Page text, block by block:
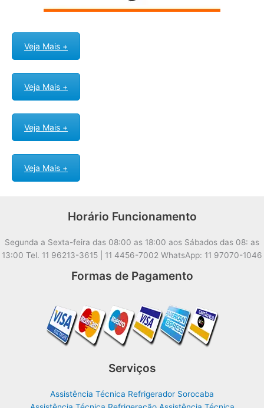
Veja Mais +
Veja Mais +
Veja Mais +
Veja Mais +
Horário Funcionamento
Segunda a Sexta-feira das 08:00 as 18:00 aos Sábados das 08: as
13:00 Tel. 11 96213-3615 | 11 4456-7002 WhatsApp: 11 97070-1046
Formas de Pagamento
Serviços
Assistência Técnica Refrigerador Sorocaba